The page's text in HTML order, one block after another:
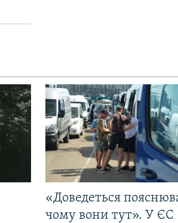
«Доведеться
чому вони тут». У ЄС